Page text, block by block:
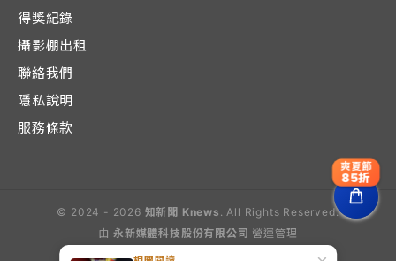
得獎紀錄
攝影棚出租
聯絡我們
隱私說明
服務條款
© 2024 - 2026 知新聞 Knews . All Rights Reserved.
由 永新媒體科技股份有限公司 營運管理
爽夏節
85折